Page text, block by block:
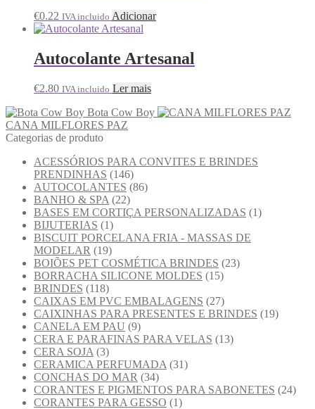
€0.22 IVA incluido Adicionar
Autocolante Artesanal
€2.80 IVA incluido Ler mais
Bota Cow Boy
CANA MILFLORES PAZ
Categorias de produto
ACESSÓRIOS PARA CONVITES E BRINDES
PRENDINHAS (146)
AUTOCOLANTES (86)
BANHO & SPA (22)
BASES EM CORTIÇA PERSONALIZADAS (1)
BIJUTERIAS (1)
BISCUIT PORCELANA FRIA - MASSAS DE
MODELAR (19)
BOIÕES PET COSMÉTICA BRINDES (23)
BORRACHA SILICONE MOLDES (15)
BRINDES (118)
CAIXAS EM PVC EMBALAGENS (27)
CAIXINHAS PARA PRESENTES E BRINDES (19)
CANELA EM PAU (9)
CERA E PARAFINAS PARA VELAS (13)
CERA SOJA (3)
CERAMICA PERFUMADA (31)
CONCHAS DO MAR (34)
CORANTES E PIGMENTOS PARA SABONETES (24)
CORANTES PARA GESSO (1)